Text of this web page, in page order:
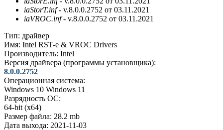
iaStorT.inf- v.8.0.0.2752 от 03.11.2021
iaVROC.inf- v.8.0.0.2752 от 03.11.2021
Тип: драйвер
Имя: Intel RST-e & VROC Drivers
Производитель: Intel
Версия драйвера (программы установщика):
8.0.0.2752
Операционная система:
Windows 10 Windows 11
Разрядность ОС:
64-bit (x64)
Размер файла: 28.2 mb
Дата выхода: 2021-11-03